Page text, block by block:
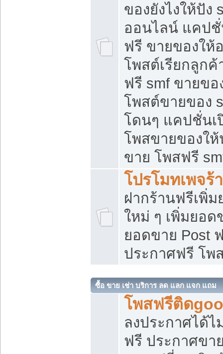
ของยังไงให้ปั
ออนไลน์ แคป
ฟรี ขายของให้
โพสต์เรียกลูกค้
ฟรี smf ขายขอ
โพสต์ขายของ
โดนๆ แคปชั่นเ
โพสขายของใ
ขาย โพสฟรี
โปรโมทเพจร้
ฝากร้านฟรีเพิ่
ใหม่ ๆ เพิ่มยอด
ยอดขาย Post
ประกาศฟรี โพ
ซื้อ ขาย เช่า บริการ ลด แลก แจก แถม
โพสฟรีติด
ลงประกาศได้
ฟรี ประกาศข